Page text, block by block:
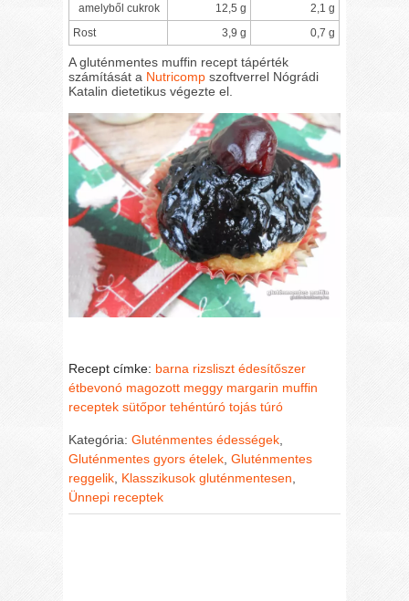
amelyből cukrok
12,5 g
2,1 g
Rost
3,9 g 0,7 g
A gluténmentes muffin recept tápérték
számítását a Nutricomp szoftverrel Nógrádi
Katalin dietetikus végezte el.
Recept címke: barna rizsliszt édesítőszer
étbevonó magozott meggy margarin muffin
receptek sütőpor tehéntúró tojás túró
Kategória:Gluténmentes édességek,
Gluténmentes gyors ételek,Gluténmentes
reggelik, Klasszikusok gluténmentesen,
Ünnepi receptek